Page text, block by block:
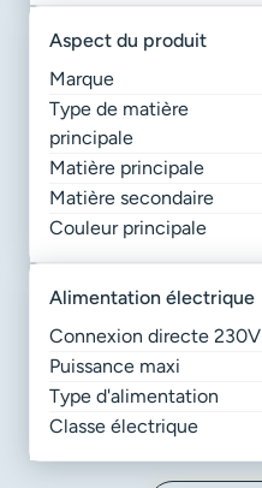
aspect du produit
Marque
Type de matière
principale
Matière principale
Matière secondaire
Couleur principale
alimentation électrique
Connexion directe 230V
Puissance maxi
Type d'alimentation
Classe électrique